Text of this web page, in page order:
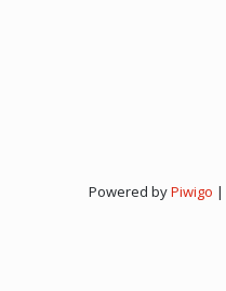
Powered byPiwigo |